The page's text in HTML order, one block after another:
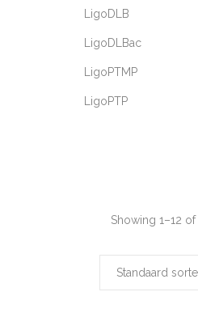
LigoDLB
LigoDLBac
LigoPTMP
LigoPTP
Showing 1–12
Standaard